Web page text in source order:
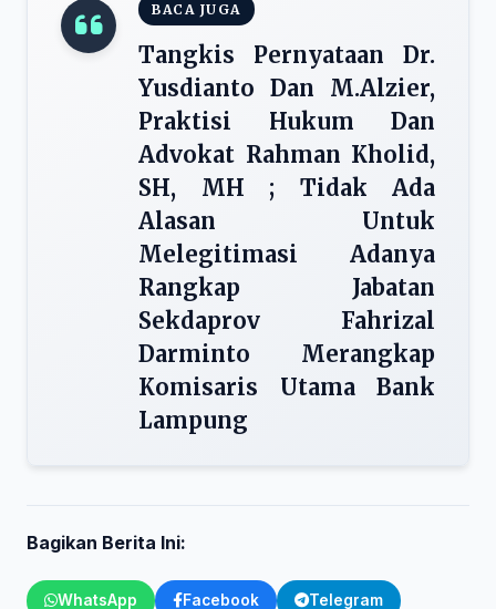
BACA JUGA
Tangkis Pernyataan Dr.
Yusdianto Dan M.Alzier,
Praktisi Hukum Dan
Advokat Rahman Kholid,
SH, MH ; Tidak Ada
Alasan Untuk
Melegitimasi Adanya
Rangkap Jabatan
Sekdaprov Fahrizal
Darminto Merangkap
Komisaris Utama Bank
Lampung
Bagikan Berita Ini:
WhatsApp Facebook Telegram